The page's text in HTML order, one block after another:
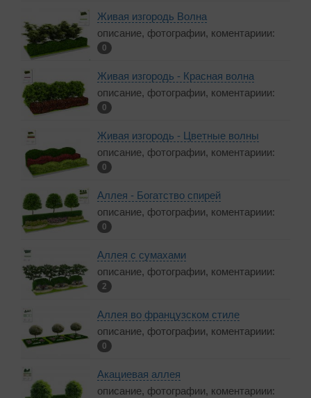
Живая изгородь Волна
описание, фотографии, коментариии:
0
Живая изгородь - Красная волна
описание, фотографии, коментариии:
0
Живая изгородь - Цветные волны
описание, фотографии, коментариии:
0
Аллея - Богатство спирей
описание, фотографии, коментариии:
0
Аллея с сумахами
описание, фотографии, коментариии:
2
Аллея во французском стиле
описание, фотографии, коментариии:
0
Акациевая аллея
описание, фотографии, коментариии: